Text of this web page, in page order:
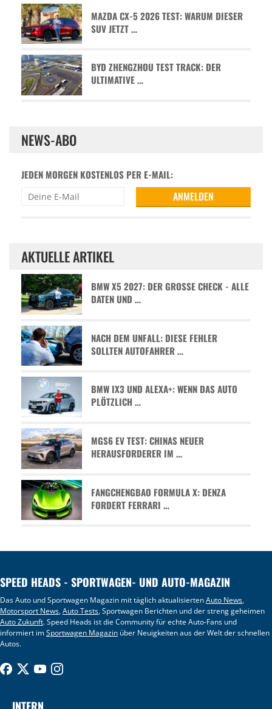
MAZDA CX-5 2026 TEST: WARUM DIESER
SUV JETZT …
BYD ZHENGZHOU TEST TRACK: DER
ULTIMATIVE …
NEWS-ABO
JEDEN MORGEN KOSTENLOS PER E-MAIL:
AKTUELLE ARTIKEL
BMW X5 2027: DER GROSSE CHECK - ALLE D
ATEN UND …
NACH DEM UNFALL: DIESE FEHLER
SOLLTEN AUTOFAHRER …
BMW IX3 UND ALEXA+: WENN DAS AUTO
PLÖTZLICH …
MGS6 EV TEST: CHINAS NEUER
HERAUSFORDERER IM …
FANGCHENGBAO FORMULA X: DENZA
FORDERT FERRARI …
SPEED HEADS - SPORTWAGEN- UND AUTO-MAGAZIN
Das Auto und Sportwagen Magazin mit täglich aktualisiertenAuto News,
Motorsport News,Auto Tests, Sportwagen Berichten und der streng geheimen
Auto Zukunft. Speed Heads ist die Community für echte Auto-Fans und
informiert imSportwagen Magazin über Neuigkeiten aus der Welt der schnellen
Autos.